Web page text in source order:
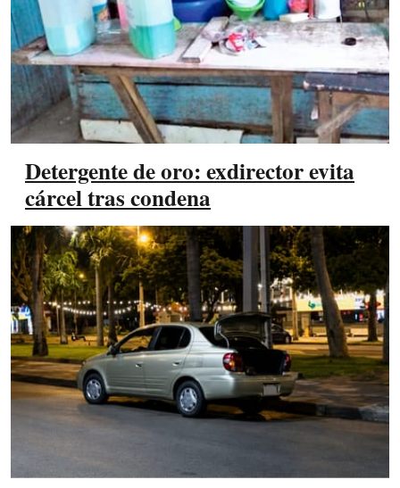
Detergente de oro: exdirector evita
cárcel tras condena